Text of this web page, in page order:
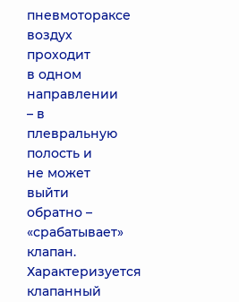
пневмотораксе
воздух
проходит
в одном
направлении
– в
плевральную
полость и
не может
выйти
обратно –
«срабатывает»
клапан.
Характеризуется
клапанный